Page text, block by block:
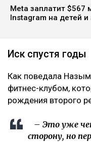
Meta заплатит $567
Instagram на детей
Иск спустя годы
Как поведала
фитнес-клубом,
рождения второго
– Это уже
сторону, но